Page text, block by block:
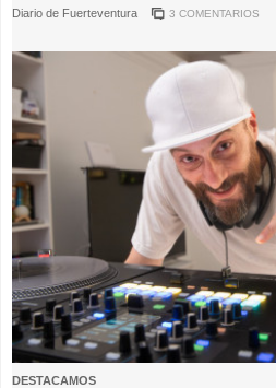
Diario de Fuerteventura 3 COMENTARIOS
DESTACAMOS